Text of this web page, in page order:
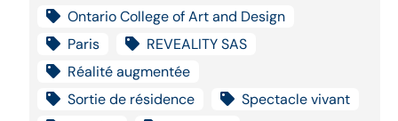
Ontario College of Art and Design
Paris
REVEALITY SAS
Réalité augmentée
Sortie de résidence
Spectacle vivant